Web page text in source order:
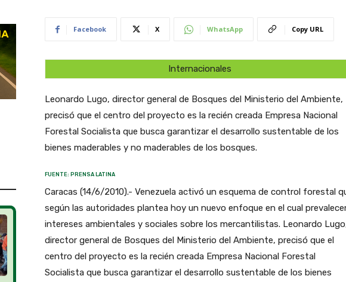
Facebook X WhatsApp Copy URL
Internacionales
Leonardo Lugo, director general de Bosques del Ministerio del Ambiente,
precisó que el centro del proyecto es la recién creada Empresa Nacional
Forestal Socialista que busca garantizar el desarrollo sustentable de los
bienes maderables y no maderables de los bosques.
FUENTE: PRENSA LATINA
Caracas (14/6/2010).- Venezuela activó un esquema de control forestal
según las autoridades plantea hoy un nuevo enfoque en el cual
intereses ambientales y sociales sobre los mercantilistas. Leonardo
director general de Bosques del Ministerio del Ambiente, precisó que el
centro del proyecto es la recién creada Empresa Nacional Forestal
Socialista que busca garantizar el desarrollo sustentable de los bienes